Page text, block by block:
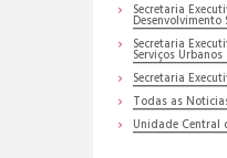
Secretaria
Desenvolvimento
Secretaria
Serviços Urbanos
Secretaria
Todas as
Unidade Central